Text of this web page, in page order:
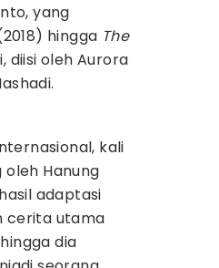
yang
hingga The
diisi oleh Aurora
kali
oleh Hanung
adaptasi
cerita utama
dia